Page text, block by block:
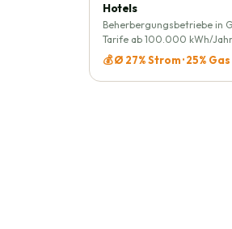
Hotels
Beherbergungsbetriebe in
Tarife ab 100.000 kWh/
💰 Ø 27% Strom · 25% Gas